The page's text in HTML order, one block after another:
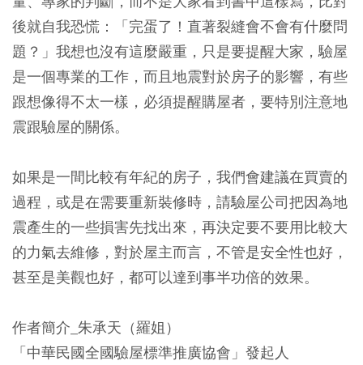
後就自我恐慌：「完蛋了！直著裂縫會不會有什麼問
題？」我想也沒有這麼嚴重，只是要提醒大家，驗屋
是一個專業的工作，而且地震對於房子的影響，有些
跟想像得不太一樣，必須提醒購屋者，要特別注意地
震跟驗屋的關係。
如果是一間比較有年紀的房子，我們會建議在買賣的
過程，或是在需要重新裝修時，請驗屋公司把因為地
震產生的一些損害先找出來，再決定要不要用比較大
的力氣去維修，對於屋主而言，不管是安全性也好，
甚至是美觀也好，都可以達到事半功倍的效果。
作者簡介_朱承天（羅姐）
「中華民國全國驗屋標準推廣協會」發起人